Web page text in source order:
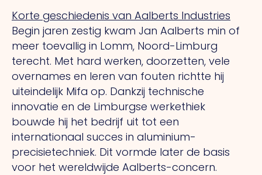
Korte geschiedenis van Aalberts Industries
Begin jaren zestig kwam Jan Aalberts min of
meer toevallig in Lomm, Noord-Limburg
terecht. Met hard werken, doorzetten, vele
overnames en leren van fouten richtte hij
uiteindelijk Mifa op. Dankzij technische
innovatie en de Limburgse werkethiek
bouwde hij het bedrijf uit tot een
internationaal succes in aluminium-
precisietechniek. Dit vormde later de basis
voor het wereldwijde Aalberts-concern.